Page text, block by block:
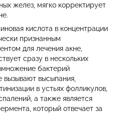
желез, мягко корректирует
кислота в концентрации
признанным
для лечения акне,
сразу в нескольких
бактерий
высыпания,
в устьях фолликулов,
а также является
который отвечает за